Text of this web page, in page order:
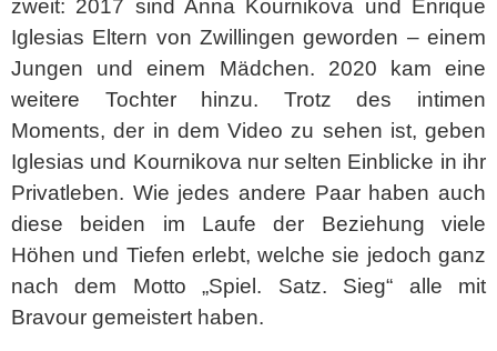
zweit: 2017 sind Anna Kournikova und Enrique
Iglesias Eltern von Zwillingen geworden – einem
Jungen und einem Mädchen. 2020 kam eine
weitere Tochter hinzu. Trotz des intimen
Moments, der in dem Video zu sehen ist, geben
Iglesias und Kournikova nur selten Einblicke in ihr
Privatleben. Wie jedes andere Paar haben auch
diese beiden im Laufe der Beziehung viele
Höhen und Tiefen erlebt, welche sie jedoch ganz
nach dem Motto „Spiel. Satz. Sieg“ alle mit
Bravour gemeistert haben.